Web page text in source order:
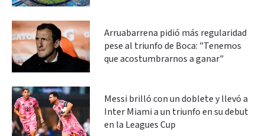
Arruabarrena pidió más regularidad
pese al triunfo de Boca: "Tenemos
que acostumbrarnos a ganar"
Messi brilló con un doblete y llevó a
Inter Miami a un triunfo en su debut
en la Leagues Cup